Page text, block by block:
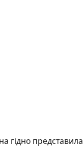
гідно представила